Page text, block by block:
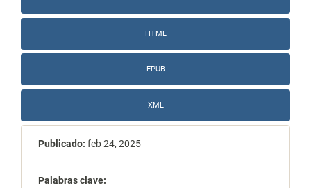
HTML
EPUB
XML
Publicado: feb 24, 2025
Palabras clave: